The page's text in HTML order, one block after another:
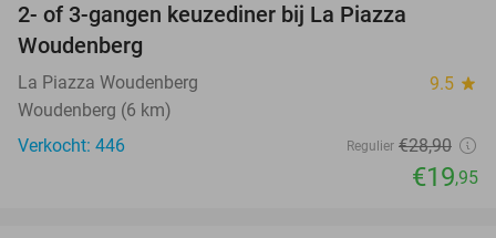
2- of 3-gangen keuzediner bij La Piazza
Woudenberg
La Piazza Woudenberg 9.5 star
Woudenberg (6 km)
Verkocht: 446
Regulier €28,90
€19,95